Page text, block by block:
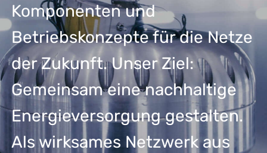
Komponenten und
Betriebskonzepte für die Netze
der Zukunft. Unser Ziel:
Gemeinsam eine nachhaltige
Energieversorgung gestalten.
Als wirksames Netzwerk aus